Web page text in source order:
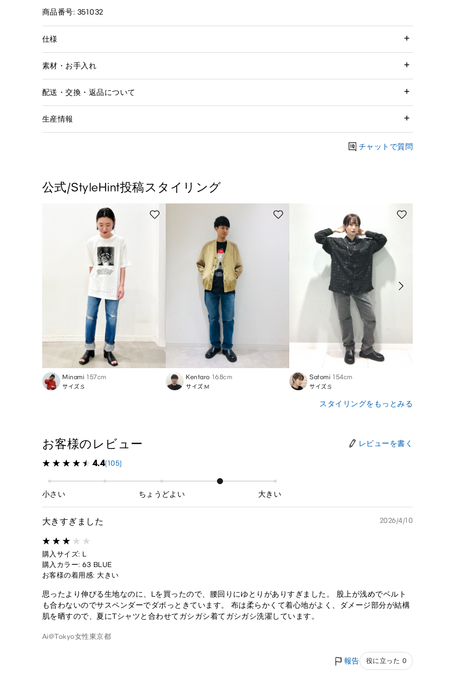
商品番号: 351032
仕様
素材・お手入れ
配送・交換・返品について
生産情報
チャットで質問
公式/StyleHint投稿スタイリング
Minami 157cm
サイズ:S
Kentaro 168cm
サイズ:M
Satomi 154cm
サイズ:S
スタイリングをもっとみる
お客様のレビュー レビューを書く
4.4(105)
小さい ちょうどよい 大きい
大きすぎました 2026/4/10
購入サイズ: L
購入カラー: 63 BLUE
お客様の着用感: 大きい
思ったより伸びる生地なのに、Lを買ったので、腰回りにゆとりがありすぎました。 股上が浅めでベルト
も合わないのでサスペンダーでダボっときています。 布は柔らかくて着心地がよく、ダメージ部分が結構
肌を晒すので、夏にTシャツと合わせてガシガシ着てガシガシ洗濯しています。
Ai@Tokyo女性東京都
報告 役に立った 0